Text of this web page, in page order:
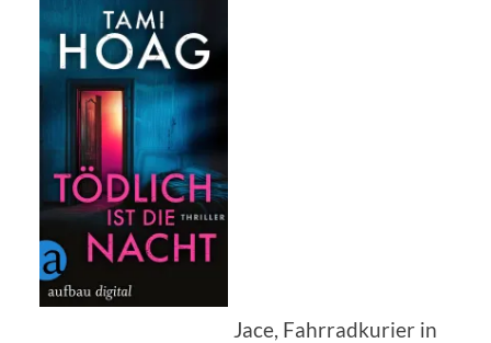
Jace, Fahrradkurier in